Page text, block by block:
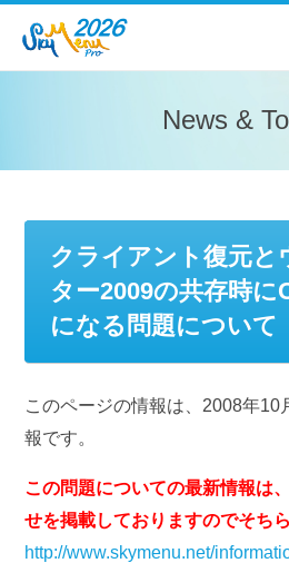
News &
クライアント復元と
ター2009の共存時に
になる問題について
このページの情報は、2008年10
報です。
この問題についての最新情報は
せを掲載しておりますのでそち
http://www.skymenu.net/